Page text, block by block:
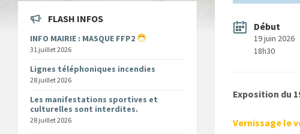
Début
19 juin 2026
18h30
Exposition du
Vernissage le
FLASH INFOS
INFO MAIRIE : MASQUE FFP2
31 juillet 2026
Lignes téléphoniques incendies
28 juillet 2026
Les manifestations sportives et
culturelles sont interdites.
28 juillet 2026